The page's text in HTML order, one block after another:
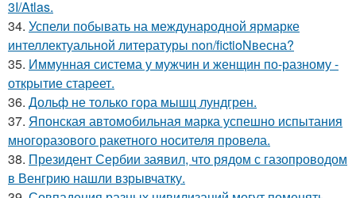
3I/Atlas.
34. Успели побывать на международной ярмарке
интеллектуальной литературы non/fictioNвесна?
35. Иммунная система у мужчин и женщин по-разному -
открытие стареет.
36. Дольф не только гора мышц лундгрен.
37. Японская автомобильная марка успешно испытания
многоразового ракетного носителя провела.
38. Президент Сербии заявил, что рядом с газопроводом
в Венгрию нашли взрывчатку.